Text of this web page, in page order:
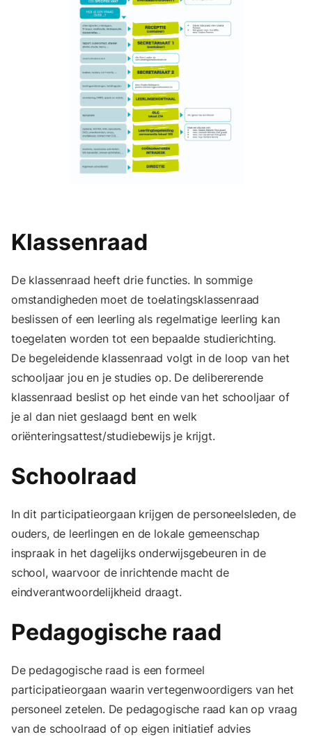
Klassenraad
De klassenraad heeft drie functies. In sommige
omstandigheden moet de toelatingsklassenraad
beslissen of een leerling als regelmatige leerling kan
toegelaten worden tot een bepaalde studierichting.
De begeleidende klassenraad volgt in de loop van het
schooljaar jou en je studies op. De delibererende
klassenraad beslist op het einde van het schooljaar of
je al dan niet geslaagd bent en welk
oriënteringsattest/studiebewijs je krijgt.
Schoolraad
In dit participatieorgaan krijgen de personeelsleden, de
ouders, de leerlingen en de lokale ge­meenschap
inspraak in het dagelijks onderwijsgebeuren in de
school, waarvoor de inrichtende macht de
eindverantwoordelijkheid draagt.
Pedagogische raad
De pedagogische raad is een formeel
participatieorgaan waarin vertegenwoordigers van het
personeel zetelen. De pedagogische raad kan op vraag
van de schoolraad of op eigen initiatief advies